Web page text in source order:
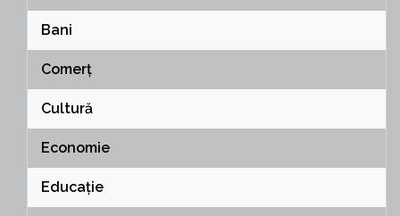
Bani
Comerț
Cultură
Economie
Educație